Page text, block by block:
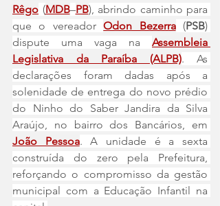
Rêgo (MDB–PB), abrindo caminho para
que o vereador Odon Bezerra (PSB)
dispute uma vaga na Assembleia
Legislativa da Paraíba (ALPB). As
declarações foram dadas após a
solenidade de entrega do novo prédio
do Ninho do Saber Jandira da Silva
João Pessoa. A unidade é a sexta
construída do zero pela Prefeitura,
reforçando o compromisso da gestão
municipal com a Educação Infantil na